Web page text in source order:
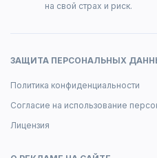
на свой страх и риск.
ЗАЩИТА ПЕРСОНАЛЬНЫХ
Политика конфиденциальности
Согласие на использование
Лицензия